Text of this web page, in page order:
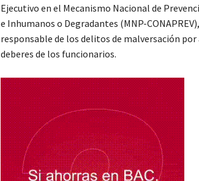
Ejecutivo en el Mecanismo Nacional de
e Inhumanos o Degradantes (MNP-
responsable de los delitos de malversación
deberes de los funcionarios.